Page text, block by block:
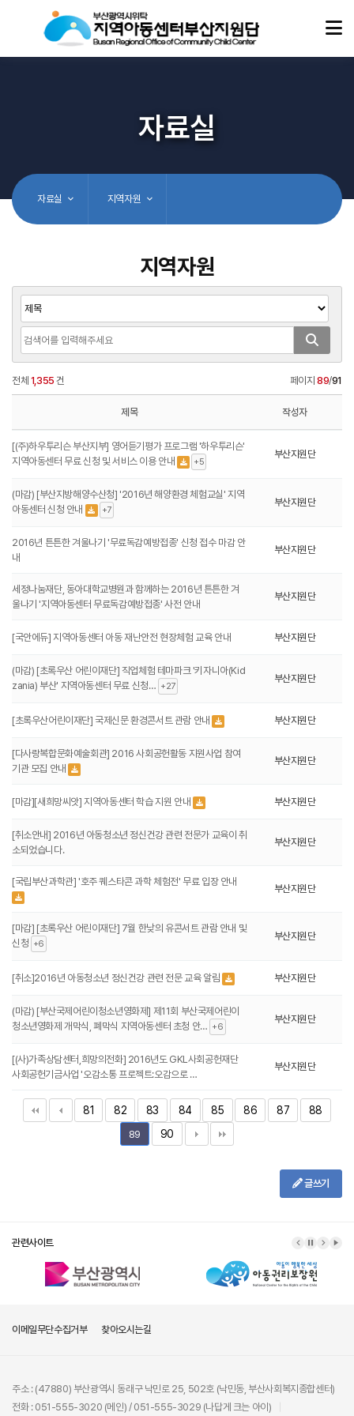
자료실
자료실 지역자원
지역자원
전체 1,355 건 페이지 89/91
제목 작성자
[(주)하우투리슨 부산지부] 영어듣기평가 프로그램 '하우투리슨'
지역아동센터 무료 신청 및 서비스 이용 안내
+5
부산지원단
(마감) [부산지방해양수산청] '2016년 해양환경 체험교실' 지역
아동센터 신청 안내
+7
부산지원단
2016년 튼튼한 겨울나기 '무료독감예방접종' 신청 접수 마감 안
내
부산지원단
세정나눔재단, 동아대학교병원과 함께하는 2016년 튼튼한 겨
울나기 '지역아동센터 무료독감예방접종' 사전 안내
부산지원단
[국안에듀] 지역아동센터 아동 재난안전 현장체험 교육 안내 부산지원단
(마감) [초록우산 어린이재단] 직업체험 테마파크 '키자니아(Kid
zania) 부산' 지역아동센터 무료 신청… +27
부산지원단
[초록우산어린이재단] 국제신문 환경콘서트 관람 안내 부산지원단
[다사랑복합문화예술회관] 2016 사회공헌활동 지원사업 참여
기관 모집 안내
부산지원단
[마감][새희망씨앗] 지역아동센터 학습 지원 안내 부산지원단
[취소안내] 2016년 아동청소년 정신건강 관련 전문가 교육이 취
소되었습니다.
부산지원단
[국립부산과학관] '호주 퀘스타콘 과학 체험전' 무료 입장 안내
부산지원단
[마감] [초록우산 어린이재단] 7월 한낮의 유콘서트 관람 안내 및
신청 +6
부산지원단
[취소]2016년 아동청소년 정신건강 관련 전문 교육 알림 부산지원단
(마감) [부산국제어린이청소년영화제] 제11회 부산국제어린이
청소년영화제 개막식, 폐막식 지역아동센터 초청 안… +6
부산지원단
[(사)가족상담센터,희망의전화] 2016년도 GKL사회공헌재단
사회공헌기금사업 '오감소통 프로젝트:오감으로 …
부산지원단
81 82 83 84 85 86 87 88
89 90
글쓰기
관련사이트
이메일무단수집거부 찾아오시는길
주소 : (47880) 부산광역시 동래구 낙민로 25, 502호 (낙민동, 부산사회복지종합센터)
전화 : 051-555-3020 (메인) / 051-555-3029 (나답게 크는 아이)